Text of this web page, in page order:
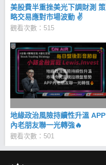
美股費半重挫美光下調財測 策
略交易應對市場波動 ✌
觀看次數：515
地緣政治風險持續性升溫 APP
內老朋友聯一光轉強🔥
觀看次數：501